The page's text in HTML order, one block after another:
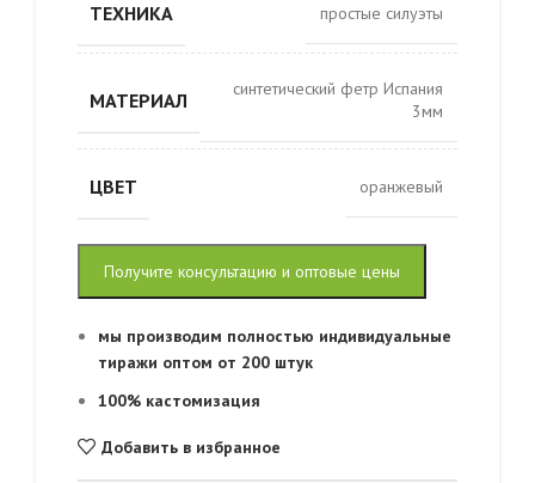
ТЕХНИКА простые силуэты
МАТЕРИАЛ
синтетический фетр Испания
3мм
ЦВЕТ оранжевый
Получите консультацию и оптовые цены
мы производим полностью индивидуальные
тиражи оптом от 200 штук
100% кастомизация
Добавить в избранное